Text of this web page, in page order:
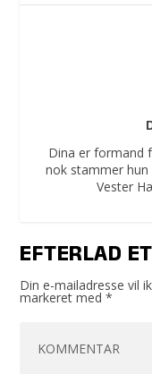
Dina er formand
nok stammer hun
Vester
EFTERLAD
Din e-mailadresse vil
markeret med*